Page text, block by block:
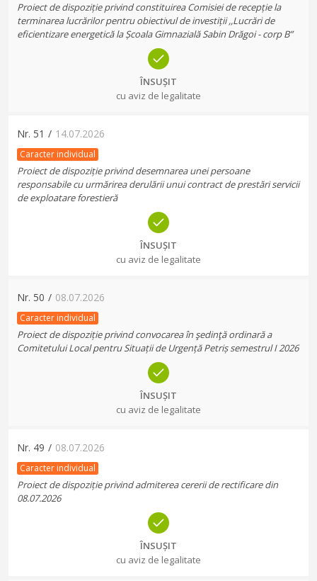
Proiect de dispoziție privind constituirea Comisiei de recepție la
terminarea lucrărilor pentru obiectivul de investiții ,,Lucrări de
eficientizare energetică la Școala Gimnazială Sabin Drăgoi - corp B”
ÎNSUȘIT
cu aviz de legalitate
Nr. 51 / 14.07.2026
Caracter individual
Proiect de dispoziție privind desemnarea unei persoane
responsabile cu urmărirea derulării unui contract de prestări servicii
de exploatare forestieră
ÎNSUȘIT
cu aviz de legalitate
Nr. 50 / 08.07.2026
Caracter individual
Proiect de dispoziție privind convocarea în şedinţă ordinară a
Comitetului Local pentru Situații de Urgență Petriș semestrul I 2026
ÎNSUȘIT
cu aviz de legalitate
Nr. 49 / 08.07.2026
Caracter individual
Proiect de dispoziție privind admiterea cererii de rectificare din
08.07.2026
ÎNSUȘIT
cu aviz de legalitate